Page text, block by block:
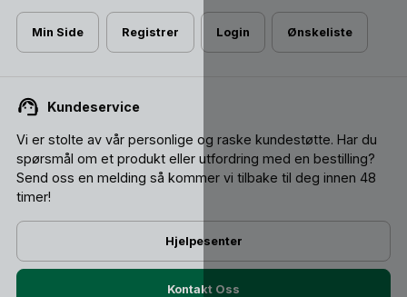
Min Side Registrer Login Ønskeliste
Kundeservice
Vi er stolte av vår personlige og raske kundestøtte. Har du
spørsmål om et produkt eller utfordring med en bestilling?
Send oss ​​en melding så kommer vi tilbake til deg innen 48
timer!
Hjelpesenter
Kontakt Oss